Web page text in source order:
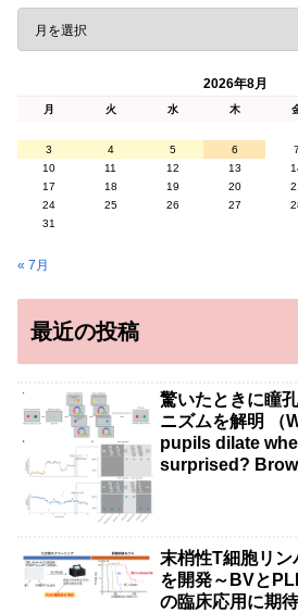
2026年8月
月 火 水 木
3
4 5 6 7
10
11 12 13
17
18 19 20
24
25 26 27
31
« 7月
最近の投稿
驚いたときに瞳
ニズムを解明 （
pupils dilate
surprised?
末梢性T細胞リ
を開発～BVと
の臨床応用に期